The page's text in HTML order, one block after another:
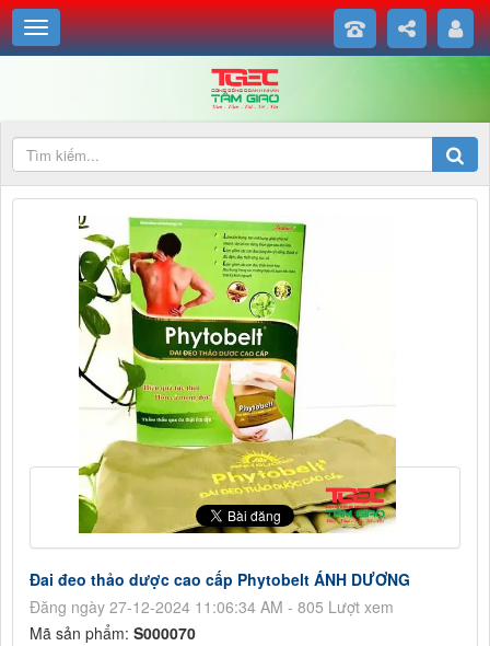
Đai Đeo Thảo Dược Cao Cấp Phytobelt là giải pháp tối ưu cho người
đau lưng giúp hỗ trợ tăng cường tuần hoàn máu và lưu thông máu tại
vùng lưng bị chèn ép do thoái hóa đốt sống lưng, thoát vị đĩa đệm, gai
cột sống lưng gây ra. Từ đó làm giảm các cơn đau do lưng cho bệnh
nhân, đem lại cảm giác dễ chịu cho các bệnh nhân đang tập vật lý trị
Đai đeo thảo dược cao cấp Phytobelt ÁNH DƯƠNG
Đăng ngày 27-12-2024 11:06:34 AM - 805 Lượt xem
Mã sản phẩm: S000070